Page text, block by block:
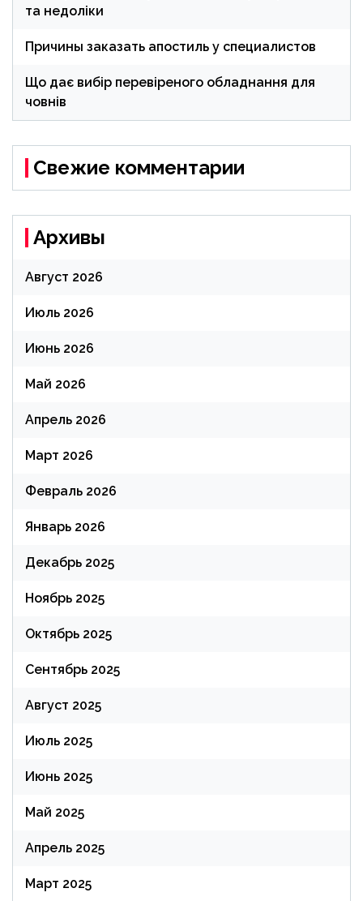
та недоліки
Причины заказать апостиль у специалистов
Що дає вибір перевіреного обладнання для
човнів
Свежие комментарии
Архивы
Август 2026
Июль 2026
Июнь 2026
Май 2026
Апрель 2026
Март 2026
Февраль 2026
Январь 2026
Декабрь 2025
Ноябрь 2025
Октябрь 2025
Сентябрь 2025
Август 2025
Июль 2025
Июнь 2025
Май 2025
Апрель 2025
Март 2025